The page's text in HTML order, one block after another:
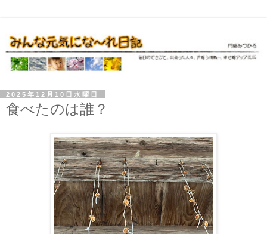
2025年12月10日水曜日
食べたのは誰？